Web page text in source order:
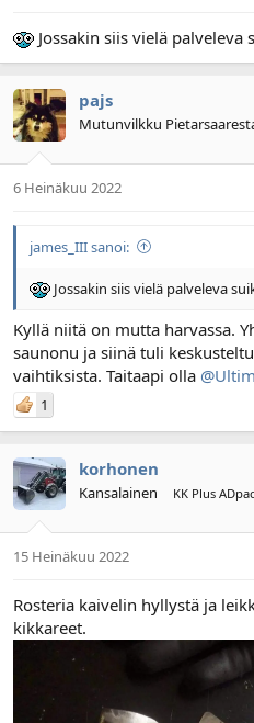
Jossakin siis vielä palveleva
pajs
Mutunvilkku
6 Heinäkuu 2022
james_III sanoi:
Jossakin siis vielä palveleva
Kyllä niitä on mutta harvassa.
saunonu ja siinä tuli
vaihtiksista. Taitaapi olla
1
korhonen
Kansalainen KK Plus
15 Heinäkuu 2022
Rosteria kaivelin hyllystä ja
kikkareet.